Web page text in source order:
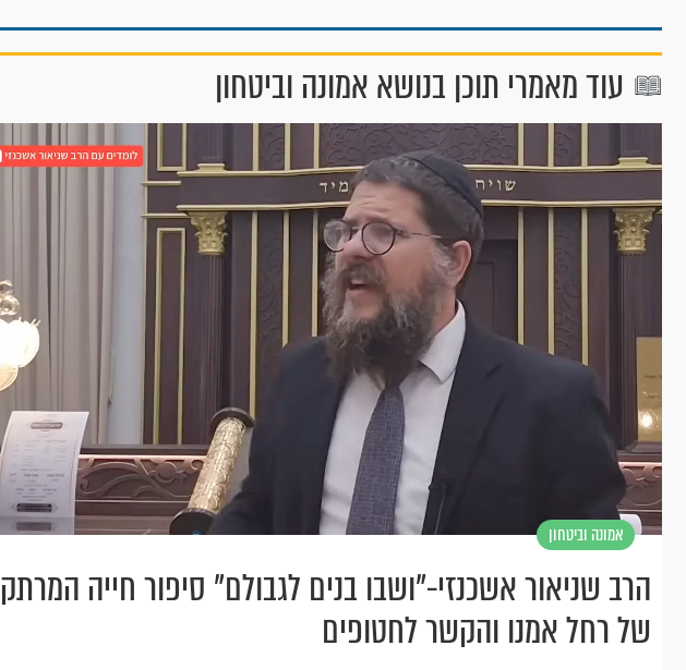
עוד מאמרי תוכן בנושא אמונה וביטחון
אמונה וביטחון
הרב שניאור אשכנזי-"ושבו בנים לגבולם" סיפור חייה המרתק
של רחל אמנו והקשר לחטופים